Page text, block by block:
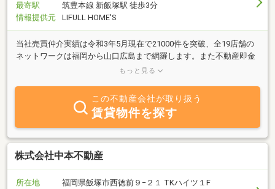
最寄駅
筑豊本線 新飯塚駅 徒歩3分
情報提供元
LIFULL HOME'S
当社売買仲介実績は令和3年5月現在で21000件を突破、全19店舗の
ネットワークは福岡から山口広島まで網羅します。また不動産即金
買取も行っております。仲介と買取の同時査定でご希望に迅速に対
もっと見る
この不動産会社が取り扱う
賃貸物件を探す
株式会社中本不動産
所在地
福岡県飯塚市西徳前９−２１ TKハイツ１F